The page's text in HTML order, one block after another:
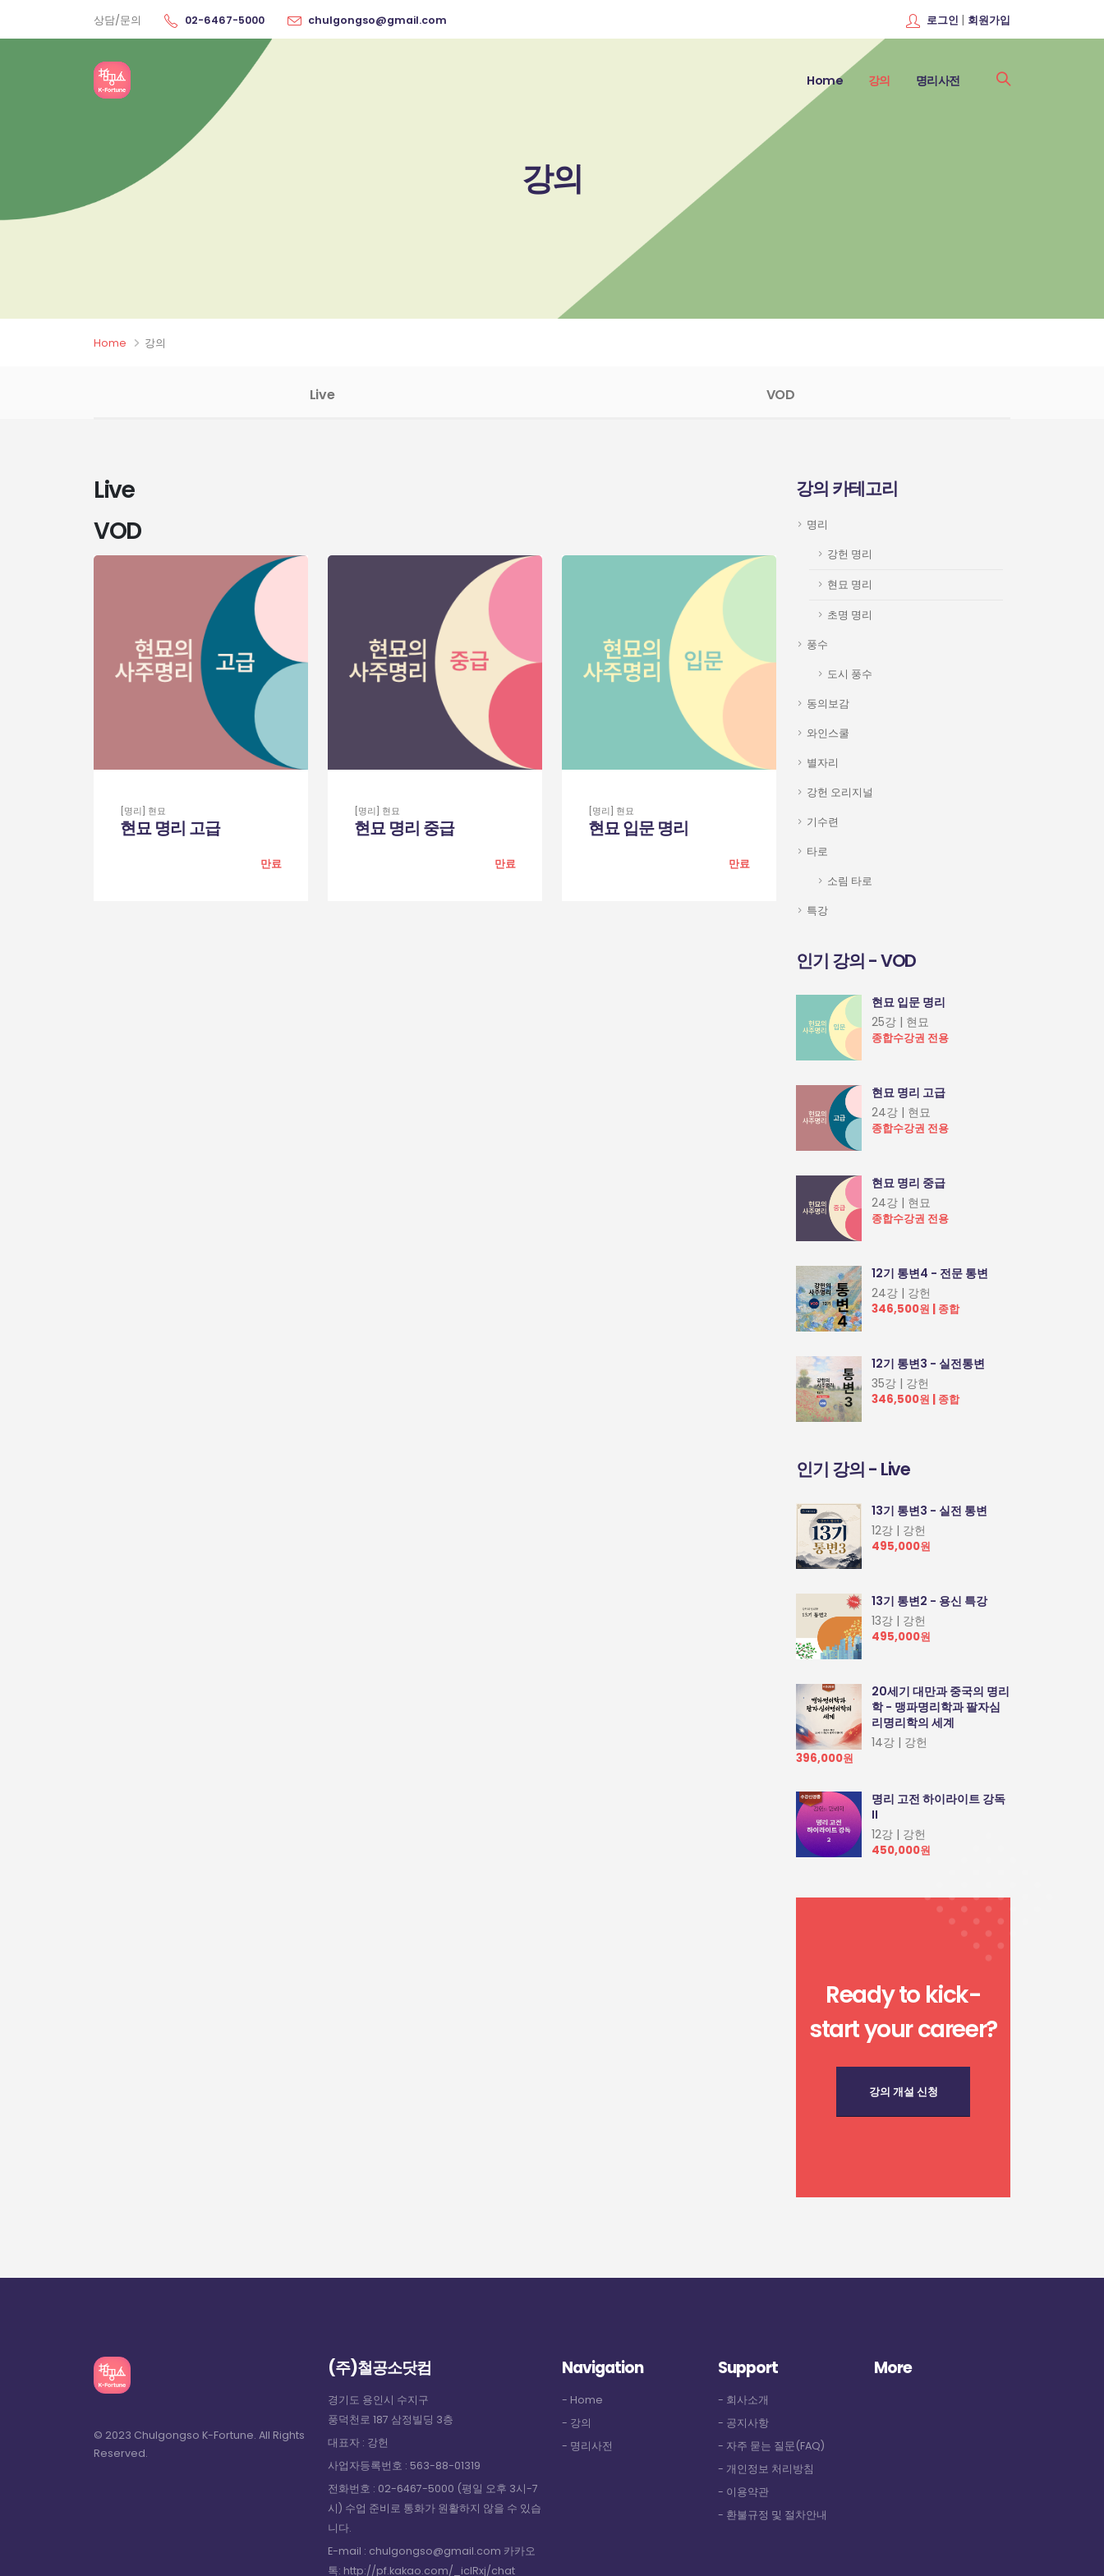
상담/문의 02-6467-5000 chulgongso@gmail.com 로그인 | 회원가입
Home 강의 명리사전
강의
Home 강의
Live VOD
Live
VOD
[명리] 현묘
현묘 명리 고급
만료
[명리] 현묘
현묘 명리 중급
만료
[명리] 현묘
현묘 입문 명리
만료
강의 카테고리
명리
강헌 명리
현묘 명리
초명 명리
풍수
도시 풍수
동의보감
와인스쿨
별자리
강헌 오리지널
기수련
타로
소림 타로
특강
인기 강의 - VOD
현묘 입문 명리
25강 | 현묘
종합수강권 전용
현묘 명리 고급
24강 | 현묘
종합수강권 전용
현묘 명리 중급
24강 | 현묘
종합수강권 전용
12기 통변4 - 전문 통변
24강 | 강헌
346,500원 | 종합
12기 통변3 - 실전통변
35강 | 강헌
346,500원 | 종합
인기 강의 - Live
13기 통변3 - 실전 통변
12강 | 강헌
495,000원
13기 통변2 - 용신 특강
13강 | 강헌
495,000원
20세기 대만과 중국의 명리
학 - 맹파명리학과 팔자심
리명리학의 세계
14강 | 강헌
396,000원
명리 고전 하이라이트 강독
II
12강 | 강헌
450,000원
Ready to kick-
start your career?
강의 개설 신청
© 2023 Chulgongso K-Fortune. All Rights
Reserved.
(주)철공소닷컴
경기도 용인시 수지구
풍덕천로 187 삼정빌딩 3층
대표자 : 강헌
사업자등록번호 : 563-88-01319
전화번호 : 02-6467-5000 (평일 오후 3시-7
시) 수업 준비로 통화가 원활하지 않을 수 있습
니다.
E-mail : chulgongso@gmail.com 카카오
톡: http://pf.kakao.com/_icIRxj/chat
Navigation
- Home
- 강의
- 명리사전
Support
- 회사소개
- 공지사항
- 자주 묻는 질문(FAQ)
- 개인정보 처리방침
- 이용약관
- 환불규정 및 절차안내
More